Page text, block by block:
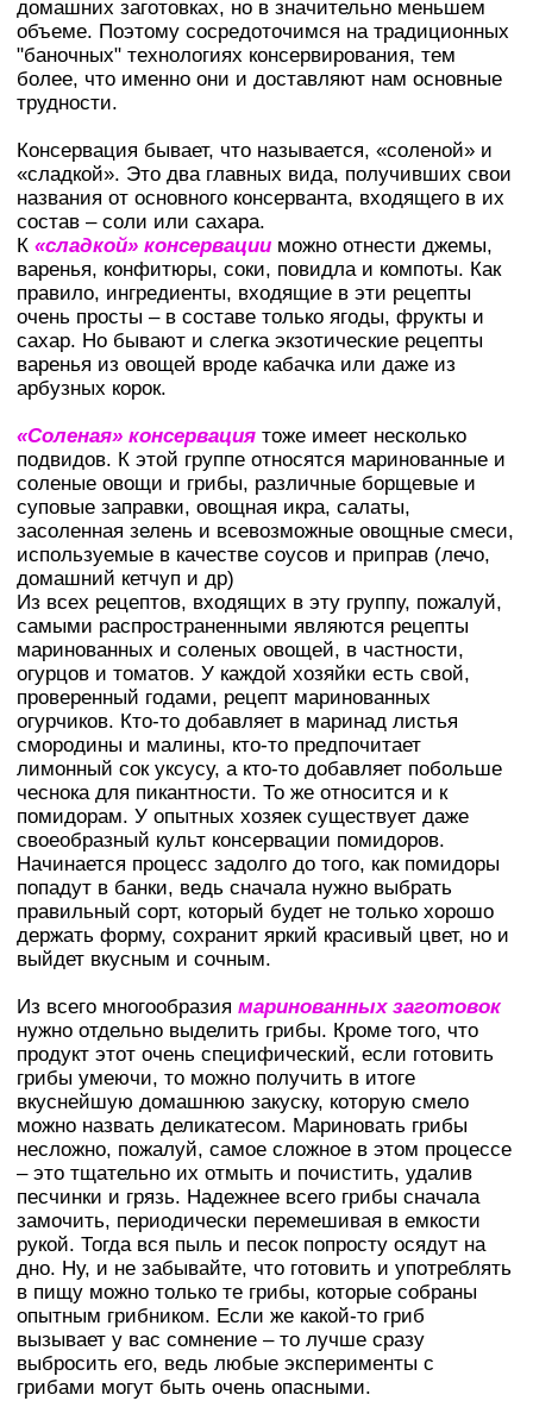
домашних заготовках, но в значительно меньшем
объеме. Поэтому сосредоточимся на традиционных
"баночных" технологиях консервирования, тем
более, что именно они и доставляют нам основные
трудности.
Консервация бывает, что называется, «соленой» и
«сладкой». Это два главных вида, получивших свои
названия от основного консерванта, входящего в их
состав – соли или сахара.
К «сладкой» консервации можно отнести джемы,
варенья, конфитюры, соки, повидла и компоты. Как
правило, ингредиенты, входящие в эти рецепты
очень просты – в составе только ягоды, фрукты и
сахар. Но бывают и слегка экзотические рецепты
варенья из овощей вроде кабачка или даже из
арбузных корок.
«Соленая» консервация тоже имеет несколько
подвидов. К этой группе относятся маринованные и
соленые овощи и грибы, различные борщевые и
суповые заправки, овощная икра, салаты,
засоленная зелень и всевозможные овощные смеси,
используемые в качестве соусов и приправ (лечо,
домашний кетчуп и др)
Из всех рецептов, входящих в эту группу, пожалуй,
самыми распространенными являются рецепты
маринованных и соленых овощей, в частности,
огурцов и томатов. У каждой хозяйки есть свой,
проверенный годами, рецепт маринованных
огурчиков. Кто-то добавляет в маринад листья
смородины и малины, кто-то предпочитает
лимонный сок уксусу, а кто-то добавляет побольше
чеснока для пикантности. То же относится и к
помидорам. У опытных хозяек существует даже
своеобразный культ консервации помидоров.
Начинается процесс задолго до того, как помидоры
попадут в банки, ведь сначала нужно выбрать
правильный сорт, который будет не только хорошо
держать форму, сохранит яркий красивый цвет, но и
выйдет вкусным и сочным.
Из всего многообразия маринованных заготовок
нужно отдельно выделить грибы. Кроме того, что
продукт этот очень специфический, если готовить
грибы умеючи, то можно получить в итоге
вкуснейшую домашнюю закуску, которую смело
можно назвать деликатесом. Мариновать грибы
несложно, пожалуй, самое сложное в этом процессе
– это тщательно их отмыть и почистить, удалив
песчинки и грязь. Надежнее всего грибы сначала
замочить, периодически перемешивая в емкости
рукой. Тогда вся пыль и песок попросту осядут на
дно. Ну, и не забывайте, что готовить и употреблять
в пищу можно только те грибы, которые собраны
опытным грибником. Если же какой-то гриб
вызывает у вас сомнение – то лучше сразу
выбросить его, ведь любые эксперименты с
грибами могут быть очень опасными.